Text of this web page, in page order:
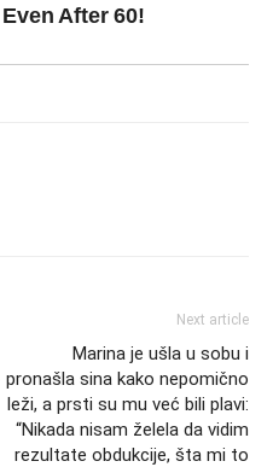
Next article
Marina je ušla u sobu i
pronašla sina kako nepomično
leži, a prsti su mu već bili plavi:
“Nikada nisam želela da vidim
rezultate obdukcije, šta mi to